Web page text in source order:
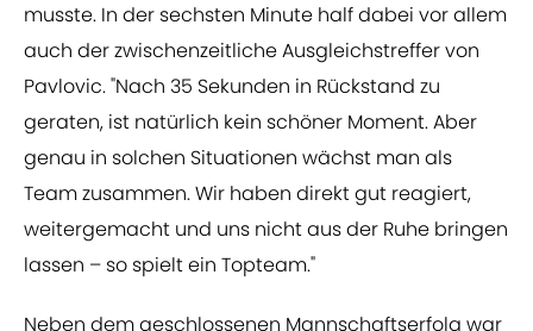
musste. In der sechsten Minute half dabei vor allem
auch der zwischenzeitliche Ausgleichstreffer von
Pavlovic. "Nach 35 Sekunden in Rückstand zu
geraten, ist natürlich kein schöner Moment. Aber
genau in solchen Situationen wächst man als
Team zusammen. Wir haben direkt gut reagiert,
weitergemacht und uns nicht aus der Ruhe bringen
lassen – so spielt ein Topteam."
Neben dem geschlossenen Mannschaftserfolg war